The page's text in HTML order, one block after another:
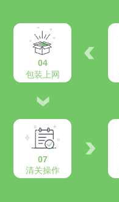
04
包装上网
07
清关操作